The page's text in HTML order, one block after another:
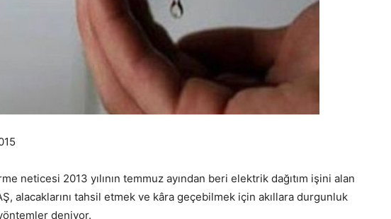
neticesi 2013 yılının temmuz ayından beri elektrik dağıtım işini alan
alacaklarını tahsil etmek ve kâra geçebilmek için akıllara durgunluk
deniyor.